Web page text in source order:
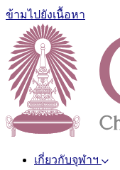
ข้ามไปยังเนื้อหา
เกี่ยวกับจุฬาฯ